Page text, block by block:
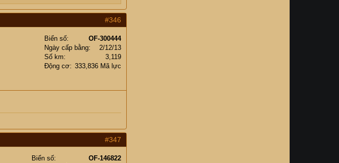
#346
Biển số
OF-300444
Ngày cấp bằng
2/12/13
Số km
3,119
Động cơ
333,836 Mã lực
#347
Biển số
OF-146822